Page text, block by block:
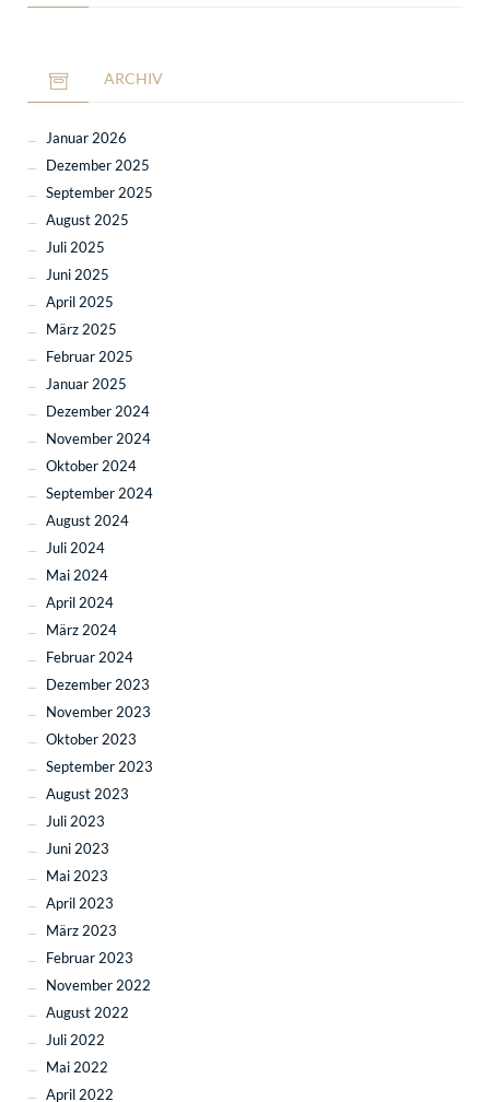
ARCHIV
Januar 2026
Dezember 2025
September 2025
August 2025
Juli 2025
Juni 2025
April 2025
März 2025
Februar 2025
Januar 2025
Dezember 2024
November 2024
Oktober 2024
September 2024
August 2024
Juli 2024
Mai 2024
April 2024
März 2024
Februar 2024
Dezember 2023
November 2023
Oktober 2023
September 2023
August 2023
Juli 2023
Juni 2023
Mai 2023
April 2023
März 2023
Februar 2023
November 2022
August 2022
Juli 2022
Mai 2022
April 2022